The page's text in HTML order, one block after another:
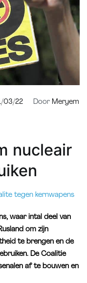
03/22 DoorMeryem
nucleair
tegen kernwapens
waar intal deel van
om zijn
te brengen en de
De Coalitie
af te bouwen en